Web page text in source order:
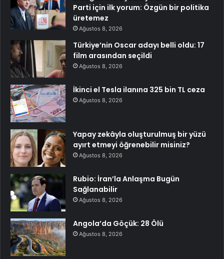
Parti için ilk yorum: Özgün bir politika
üretemez
Ağustos 8, 2026
Türkiye’nin Oscar adayı belli oldu: 17
film arasından seçildi
Ağustos 8, 2026
İkinci el Tesla ilanına 325 bin TL ceza
Ağustos 8, 2026
Yapay zekâyla oluşturulmuş bir yüzü
ayırt etmeyi öğrenebilir misiniz?
Ağustos 8, 2026
Rubio: İran’la Anlaşma Bugün
Sağlanabilir
Ağustos 8, 2026
Angola’da Göçük: 28 Ölü
Ağustos 8, 2026